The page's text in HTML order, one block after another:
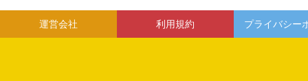
運営会社 利用規約 プライバシー